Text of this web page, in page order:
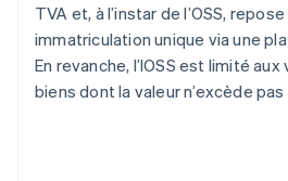
TVA et, à l’instar de l’OSS,
immatriculation unique via une
En revanche, l’IOSS est limité
biens dont la valeur n’excède pas